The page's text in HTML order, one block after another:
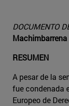
DOCUMENTO
Machimbarrena
RESUMEN
A pesar de la
fue condenada
Europeo de